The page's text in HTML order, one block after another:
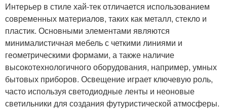
Интерьер в стиле хай-тек отличается использованием
современных материалов, таких как металл, стекло и
пластик. Основными элементами являются
минималистичная мебель с четкими линиями и
геометрическими формами, а также наличие
высокотехнологичного оборудования, например, умных
бытовых приборов. Освещение играет ключевую роль,
часто используя светодиодные ленты и неоновые
светильники для создания футуристической атмосферы.